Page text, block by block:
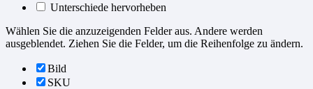
Unterschiede hervorheben
Wählen Sie die anzuzeigenden Felder aus. Andere werden
ausgeblendet. Ziehen Sie die Felder, um die Reihenfolge zu ändern.
Bild
SKU